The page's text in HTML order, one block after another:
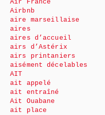
Air France
Airbnb
aire marseillaise
aires
aires d’accueil
airs d’Astérix
airs printaniers
aisément décelables
AIT
ait appelé
ait entraîné
Ait Ouabane
ait place